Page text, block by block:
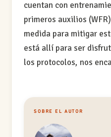
cuentan con
primeros auxilios
medida para mitigar
está allí para ser
los protocolos, nos
SOBRE EL AUTOR